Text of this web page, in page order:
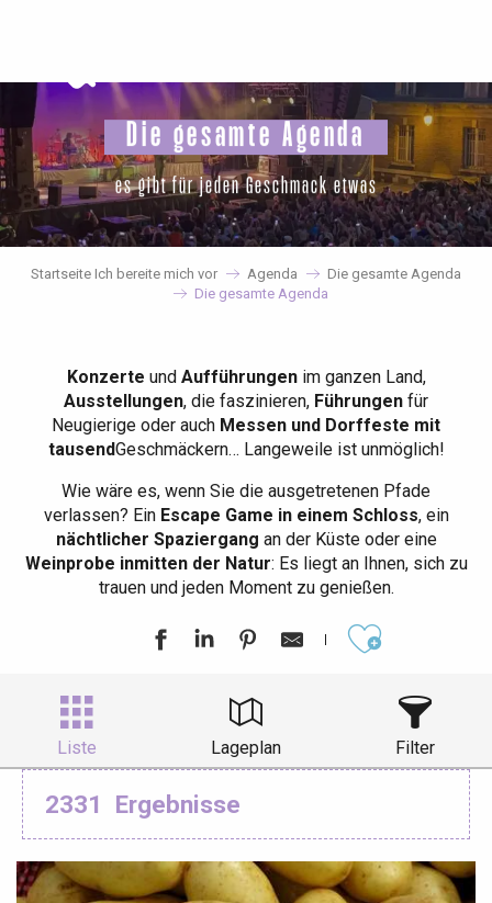
principal
Die gesamte Agenda
es gibt für jeden Geschmack etwas
Startseite Ich bereite mich vor Agenda
Die gesamte Agenda
Die gesamte Agenda
Konzerte und Aufführungenim ganzen Land,
Ausstellungen, die faszinieren, Führungen für
Neugierige oder auch Messen und Dorffeste mit
tausendGeschmäckern… Langeweile ist unmöglich!
Wie wäre es, wenn Sie die ausgetretenen Pfade
verlassen? EinEscape Game in einem Schloss, ein
nächtlicher Spaziergang an der Küste oder eine
Weinprobe inmitten der Natur: Es liegt an Ihnen, sich zu
trauen und jeden Moment zu genießen.
Liste Lageplan Filter
2331 Ergebnisse